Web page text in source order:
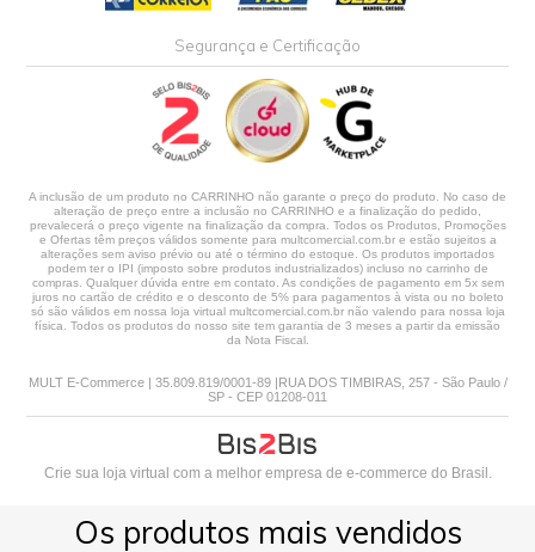
Segurança e Certificação
A inclusão de um produto no CARRINHO não garante o preço do produto. No caso de
alteração de preço entre a inclusão no CARRINHO e a finalização do pedido,
prevalecerá o preço vigente na finalização da compra. Todos os Produtos, Promoções
e Ofertas têm preços válidos somente para multcomercial.com.br e estão sujeitos a
alterações sem aviso prévio ou até o término do estoque. Os produtos importados
podem ter o IPI (imposto sobre produtos industrializados) incluso no carrinho de
compras. Qualquer dúvida entre em contato. As condições de pagamento em 5x sem
juros no cartão de crédito e o desconto de 5% para pagamentos à vista ou no boleto
só são válidos em nossa loja virtual multcomercial.com.br não valendo para nossa loja
física. Todos os produtos do nosso site tem garantia de 3 meses a partir da emissão
da Nota Fiscal.
MULT E-Commerce | 35.809.819/0001-89 |RUA DOS TIMBIRAS, 257 - São Paulo /
SP - CEP 01208-011
Crie sua loja virtual com a melhor empresa de e-commerce do Brasil.
Os produtos mais vendidos